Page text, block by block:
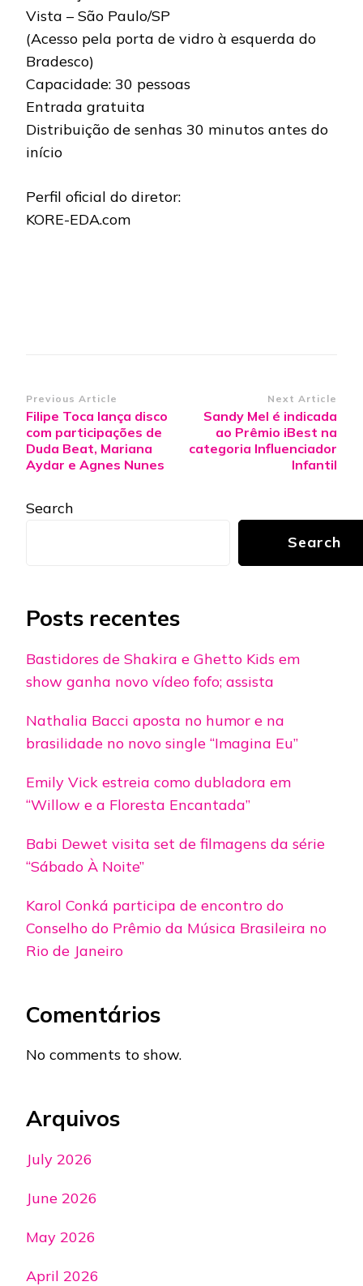
Vista – São Paulo/SP
(Acesso pela porta de vidro à esquerda do
Bradesco)
Capacidade: 30 pessoas
Entrada gratuita
Distribuição de senhas 30 minutos antes do
início
Perfil oficial do diretor:
KORE-EDA.com
Post
Navigation
Previous Article
Filipe Toca lança disco
com participações de
Duda Beat, Mariana
Aydar e Agnes Nunes
Next Article
Sandy Mel é indicada
ao Prêmio iBest na
categoria Influenciador
Infantil
Search
Search
Posts recentes
Bastidores de Shakira e Ghetto Kids em
show ganha novo vídeo fofo; assista
Nathalia Bacci aposta no humor e na
brasilidade no novo single “Imagina Eu”
Emily Vick estreia como dubladora em
“Willow e a Floresta Encantada”
Babi Dewet visita set de filmagens da série
“Sábado À Noite”
Karol Conká participa de encontro do
Conselho do Prêmio da Música Brasileira no
Rio de Janeiro
Comentários
No comments to show.
Arquivos
July 2026
June 2026
May 2026
April 2026